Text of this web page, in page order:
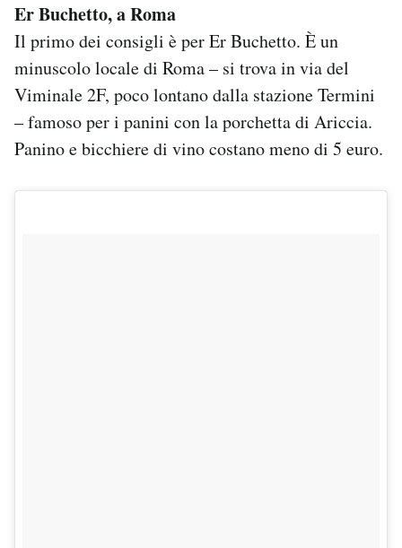
Esci
Er Buchetto, a Roma
Il primo dei consigli è per Er Buchetto. È un
minuscolo locale di Roma – si trova in via del
Viminale 2F, poco lontano dalla stazione Termini
– famoso per i panini con la porchetta di Ariccia.
Panino e bicchiere di vino costano meno di 5 euro.